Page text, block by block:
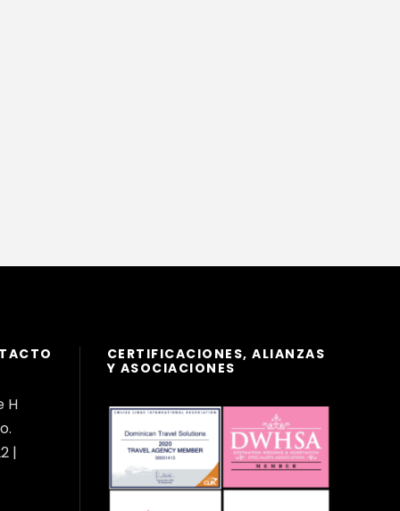
H
|
CERTIFICACIONES, ALIANZAS
Y ASOCIACIONES